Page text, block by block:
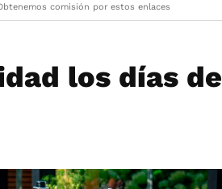
comisión por estos enlaces
los días de